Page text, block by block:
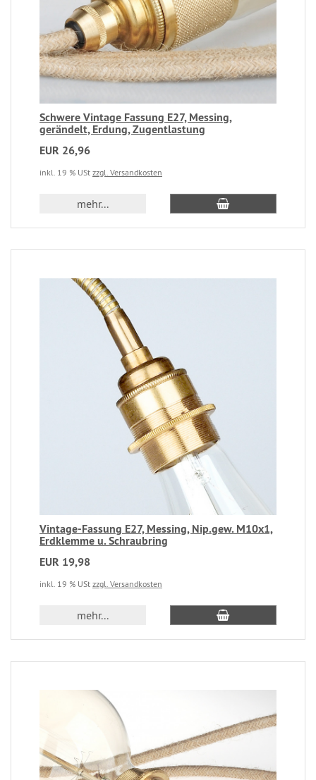
Schwere Vintage Fassung E27, Messing,
gerändelt, Erdung, Zugentlastung
EUR 26,96
inkl. 19 % USt zzgl. Versandkosten
mehr...
Vintage-Fassung E27, Messing, Nip.gew. M10x1,
Erdklemme u. Schraubring
EUR 19,98
inkl. 19 % USt zzgl. Versandkosten
mehr...